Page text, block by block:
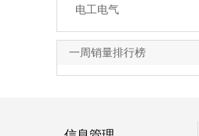
电工电气
一周销量排行榜